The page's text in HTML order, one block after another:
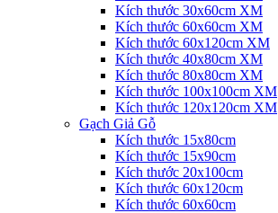
Kích thước 30x60cm XM
Kích thước 60x60cm XM
Kích thước 60x120cm XM
Kích thước 40x80cm XM
Kích thước 80x80cm XM
Kích thước 100x100cm XM
Kích thước 120x120cm XM
Gạch Giả Gỗ
Kích thước 15x80cm
Kích thước 15x90cm
Kích thước 20x100cm
Kích thước 60x120cm
Kích thước 60x60cm